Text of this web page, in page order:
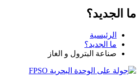
إدارة بضائع
توكيلات ملاحية
ما الجديد؟
الرئيسية
ما الجديد؟
صناعة البترول و الغاز